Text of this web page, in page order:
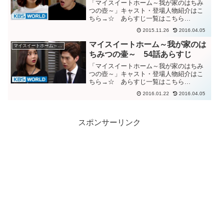
「マイスイートホーム～我が家のはちみ
つの壺～」キャスト・登場人物紹介はこ
ちら→☆ あらすじ一覧はこちら
→☆KBS World動画「我が家は蜜つぼ」
１４話あらすじポムを押して床に倒れた
アランを心配するジョンギ。出て行けと
言われ、汚れた服を着た...
2015.11.26 2016.04.05
マイスイートホーム～我が家のはちみつの壷～
マイスイートホーム～我が家のは
ちみつの壷～ 54話あらすじ
「マイスイートホーム～我が家のはちみ
つの壺～」キャスト・登場人物紹介はこ
ちら→☆ あらすじ一覧はこちら
→☆KBS World動画「我が家ははちみつ
の壺」５４話あらすじポムがグッキの探
2016.01.22 2016.04.05
スポンサーリンク